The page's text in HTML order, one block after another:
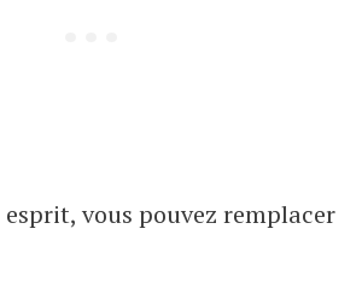
esprit, vous pouvez remplacer